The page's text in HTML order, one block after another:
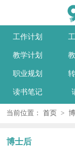
工作计划
教学计划
职业规划
读书笔记
当前位置： 首页 >
博士后